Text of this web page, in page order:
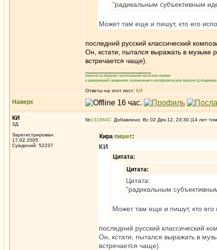
"радикальным субъективным
Может там еще и пишут, кто его
последний русский классический
Он, кстати, пытался выражать в музыке
встречается чаще).
новичок на форуме, прочитавший несколько книжек
и доверяющий сведениям, изложенным в метафизическом трактате
Ответы на этот пост: КИ
Наверх
КИ
3Д
Зарегистрирован:
17.02.2005
Суждений: 52237
№131964 Добавлено: Вс 02 Дек 12, 23:30 (14 лет
Кира пишет:
КИ
Цитата:
Цитата:
Цитата:
"радикальным
Может там еще и пишут, кто
последний русский классический
Он, кстати, пытался выражать в
встречается чаще).